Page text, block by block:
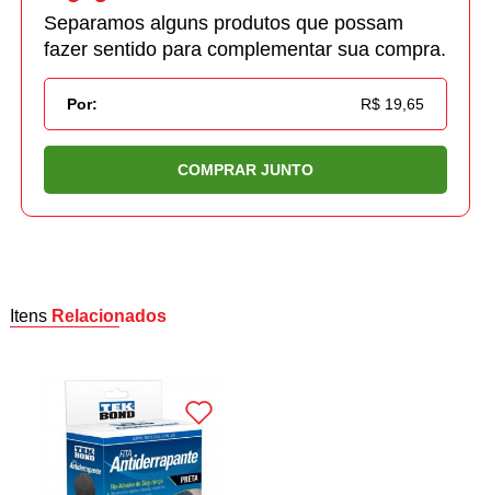
Separamos alguns produtos que possam
fazer sentido para complementar sua compra.
Por: R$ 19,65
COMPRAR JUNTO
Itens Relacionados